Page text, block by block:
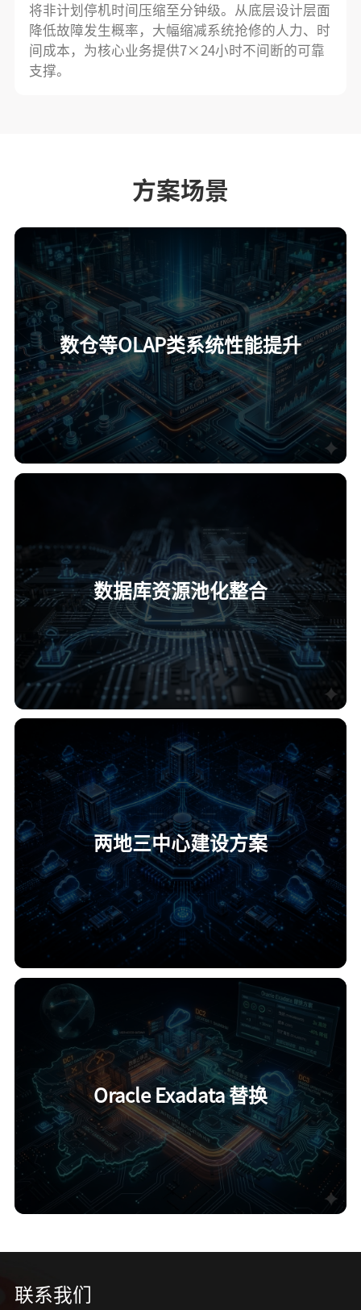
将非计划停机时间压缩至分钟级。从底层设计层面
降低故障发生概率，大幅缩减系统抢修的人力、时
间成本，为核心业务提供7×24小时不间断的可靠
支撑。
方案场景
数仓等OLAP类系统性能提升
数据库资源池化整合
两地三中心建设方案
Oracle Exadata 替换
联系我们